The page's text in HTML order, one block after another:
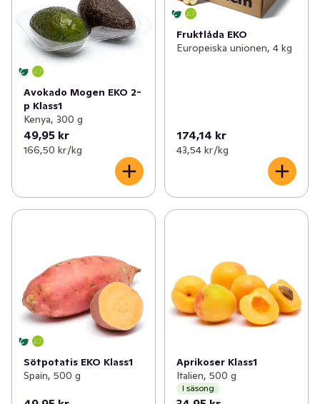
Avokado Mogen EKO 2-
p Klass1
Kenya, 300 g
49,95 kr
166,50 kr /kg
Fruktlåda EKO
Europeiska unionen, 4 kg
174,14 kr
43,54 kr /kg
Sötpotatis EKO Klass1
Spain, 500 g
Aprikoser Klass1
Italien, 500 g
I säsong